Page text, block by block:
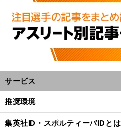
サービス
推奨環境
集英社ID・スポルティーバIDとは